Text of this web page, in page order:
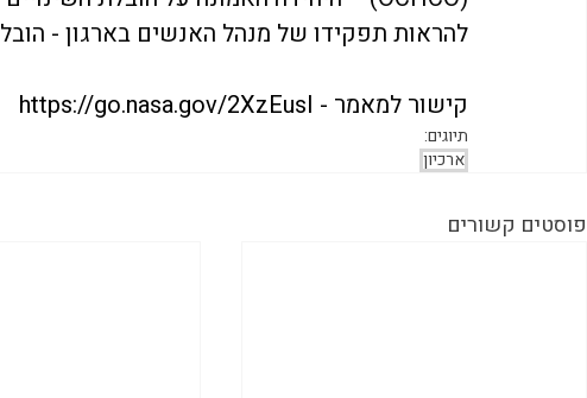
להראות תפקידו של מנהל האנשים בארגון -
קישור למאמר - https://go.nasa.gov/2XzEusI
תיוגים:
ארכיון
פוסטים קשורים